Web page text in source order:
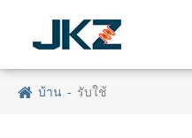
บ้าน รับใช้